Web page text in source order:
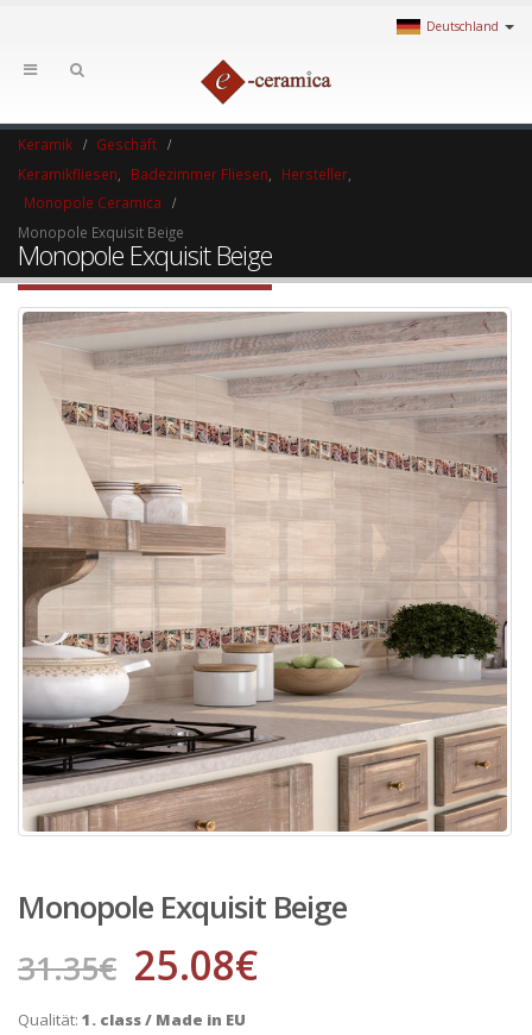
Deutschland
Keramik
Geschäft
Keramikfliesen
Badezimmer Fliesen Hersteller
Monopole Ceramica
Monopole Exquisit Beige
Monopole Exquisit Beige
Monopole Exquisit Beige
31.35€ 25.08€
Qualität: 1. class / Made in EU